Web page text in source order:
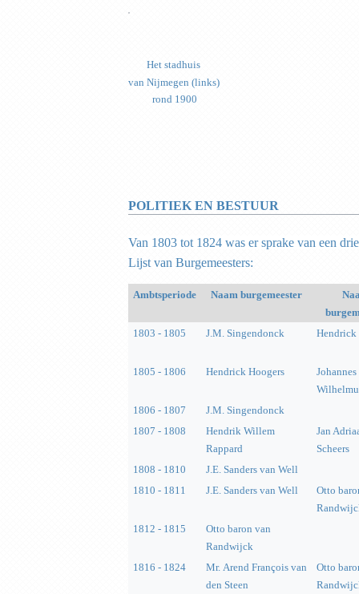
Het stadhuis
van Nijmegen (links)
rond 1900
POLITIEK EN BESTUUR
Van 1803 tot 1824 was er sprake van een
Lijst van Burgemeesters:
Ambtsperiode Naam burgemeester
1803 - 1805
J.M. Singendonck Hendrick
1805 - 1806 Hendrick Hoogers
Johannes
1806 - 1807
J.M. Singendonck
1807 - 1808
Hendrik Willem
Rappard
Jan
Scheers
1808 - 1810
J.E. Sanders van Well
1810 - 1811
J.E. Sanders van Well
Otto
1812 - 1815
Otto baron van
Randwijck
1816 - 1824
Mr. Arend François van
den Steen
Otto